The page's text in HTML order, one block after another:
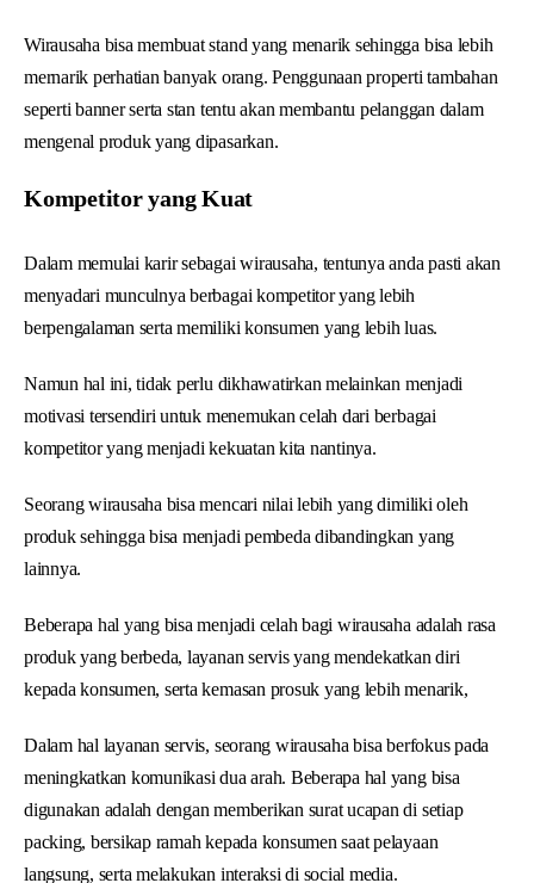
Wirausaha bisa membuat stand yang menarik sehingga bisa lebih
mernarik perhatian banyak orang. Penggunaan properti tambahan
seperti banner serta stan tentu akan membantu pelanggan dalam
mengenal produk yang dipasarkan.
Kompetitor yang Kuat
Dalam memulai karir sebagai wirausaha, tentunya anda pasti akan
menyadari munculnya berbagai kompetitor yang lebih
berpengalaman serta memiliki konsumen yang lebih luas.
Namun hal ini, tidak perlu dikhawatirkan melainkan menjadi
motivasi tersendiri untuk menemukan celah dari berbagai
kompetitor yang menjadi kekuatan kita nantinya.
Seorang wirausaha bisa mencari nilai lebih yang dimiliki oleh
produk sehingga bisa menjadi pembeda dibandingkan yang
lainnya.
Beberapa hal yang bisa menjadi celah bagi wirausaha adalah rasa
produk yang berbeda, layanan servis yang mendekatkan diri
kepada konsumen, serta kemasan prosuk yang lebih menarik,
Dalam hal layanan servis, seorang wirausaha bisa berfokus pada
meningkatkan komunikasi dua arah. Beberapa hal yang bisa
digunakan adalah dengan memberikan surat ucapan di setiap
packing, bersikap ramah kepada konsumen saat pelayaan
langsung, serta melakukan interaksi di social media.